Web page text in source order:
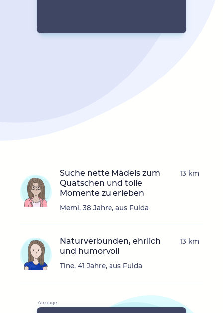
Suche nette Mädels zum
Quatschen und tolle
Momente zu erleben
Memi, 38 Jahre, aus Fulda
13 km
Naturverbunden, ehrlich
und humorvoll
Tine, 41 Jahre, aus Fulda
13 km